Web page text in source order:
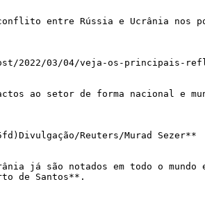
entre Rússia e Ucrânia nos
03/04/veja-os-principais-
ao setor de forma nacional e
Reuters/Murad Sezer**
já são notados em todo o
de Santos**.